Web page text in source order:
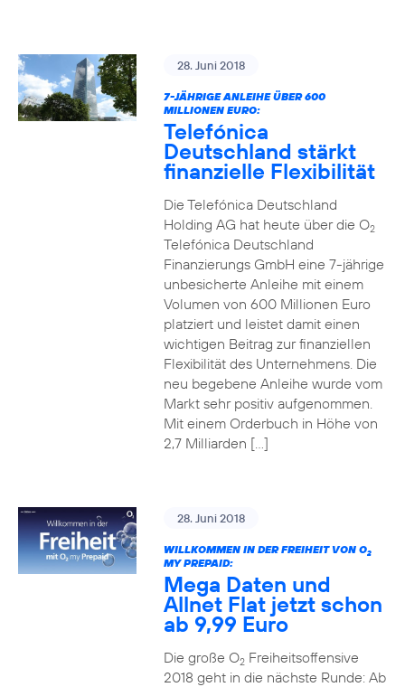
28. Juni 2018
7-JÄHRIGE ANLEIHE ÜBER 600
MILLIONEN EURO:
Telefónica
Deutschland stärkt
finanzielle Flexibilität
Die Telefónica Deutschland
Holding AG hat heute über die O2
Telefónica Deutschland
Finanzierungs GmbH eine 7-jährige
unbesicherte Anleihe mit einem
Volumen von 600 Millionen Euro
platziert und leistet damit einen
wichtigen Beitrag zur finanziellen
Flexibilität des Unternehmens. Die
neu begebene Anleihe wurde vom
Markt sehr positiv aufgenommen.
Mit einem Orderbuch in Höhe von
2,7 Milliarden […]
28. Juni 2018
WILLKOMMEN IN DER FREIHEIT VON O2
MY PREPAID:
Mega Daten und
Allnet Flat jetzt schon
ab 9,99 Euro
Die große O2Freiheitsoffensive
2018 geht in die nächste Runde: Ab